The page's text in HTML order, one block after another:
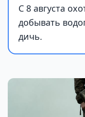
С 8 августа
добывать
дичь.